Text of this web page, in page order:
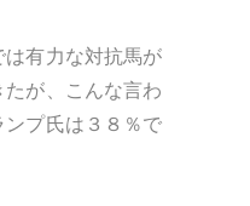
有力な対抗馬が
が、こんな言わ
プ氏は３８％で